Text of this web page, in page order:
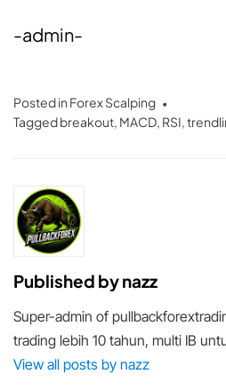
-admin-
Posted in Forex Scalping
Taggedbreakout, MACD, RSI,
Published bynazz
Super-admin of
trading lebih 10 tahun, multi IB
View all posts by nazz